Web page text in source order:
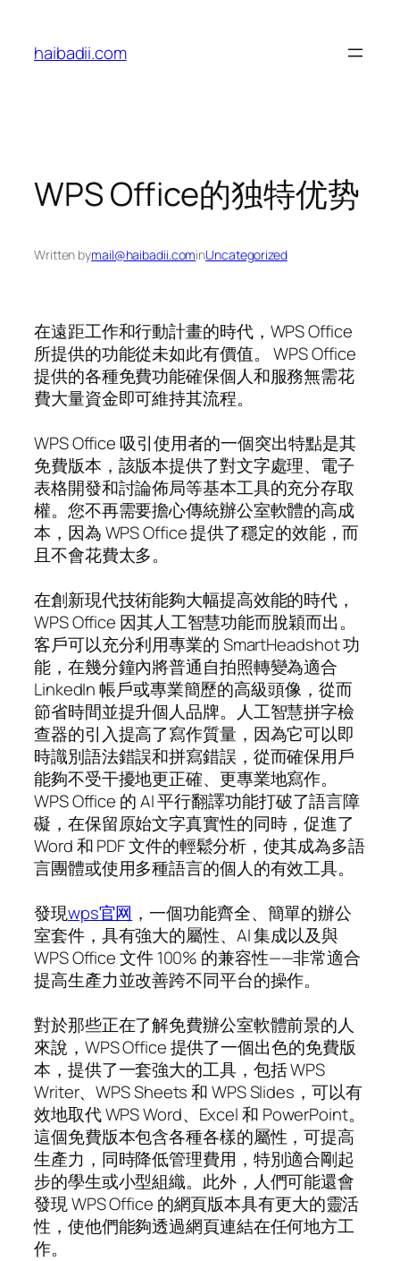
content
haibadii.com
WPS Office的独特优势
Written bymail@haibadii.cominUncategorized
在遠距工作和行動計畫的時代，WPS Office
所提供的功能從未如此有價值。 WPS Office
提供的各種免費功能確保個人和服務無需花
費大量資金即可維持其流程。
WPS Office 吸引使用者的一個突出特點是其
免費版本，該版本提供了對文字處理、電子
表格開發和討論佈局等基本工具的充分存取
權。您不再需要擔心傳統辦公室軟體的高成
本，因為 WPS Office 提供了穩定的效能，而
且不會花費太多。
在創新現代技術能夠大幅提高效能的時代，
WPS Office 因其人工智慧功能而脫穎而出。
客戶可以充分利用專業的 SmartHeadshot 功
能，在幾分鐘內將普通自拍照轉變為適合
LinkedIn 帳戶或專業簡歷的高級頭像，從而
節省時間並提升個人品牌。人工智慧拼字檢
查器的引入提高了寫作質量，因為它可以即
時識別語法錯誤和拼寫錯誤，從而確保用戶
能夠不受干擾地更正確、更專業地寫作。
WPS Office 的 AI 平行翻譯功能打破了語言障
礙，在保留原始文字真實性的同時，促進了
Word 和 PDF 文件的輕鬆分析，使其成為多語
言團體或使用多種語言的個人的有效工具。
發現wps官网 ，一個功能齊全、簡單的辦公
室套件，具有強大的屬性、AI 集成以及與
WPS Office 文件 100% 的兼容性——非常適合
提高生產力並改善跨不同平台的操作。
對於那些正在了解免費辦公室軟體前景的人
來說，WPS Office 提供了一個出色的免費版
本，提供了一套強大的工具，包括 WPS
Writer、WPS Sheets 和 WPS Slides，可以有
效地取代 WPS Word、Excel 和 PowerPoint。
這個免費版本包含各種各樣的屬性，可提高
生產力，同時降低管理費用，特別適合剛起
步的學生或小型組織。此外，人們可能還會
發現 WPS Office 的網頁版本具有更大的靈活
性，使他們能夠透過網頁連結在任何地方工
作。